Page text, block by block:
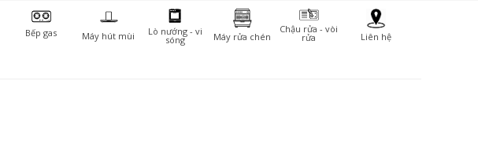
Bếp gas Máy hút mùi Lò nướng - vi
sóng Máy rửa chén
Chậu rửa - vòi
rửa Liên hệ